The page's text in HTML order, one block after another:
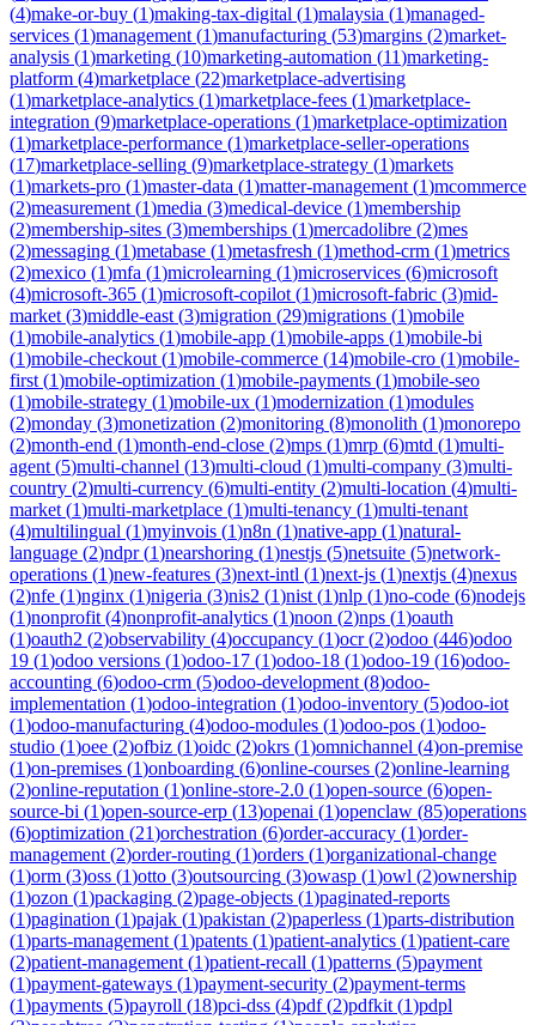
(4)make-or-buy (1)making-tax-digital (1)malaysia (1)managed-
services (1)management (1)manufacturing (53)margins (2)market-
analysis (1)marketing (10)marketing-automation (11)marketing-
platform (4)marketplace (22)marketplace-advertising
(1)marketplace-analytics (1)marketplace-fees (1)marketplace-
integration (9)marketplace-operations (1)marketplace-optimization
(1)marketplace-performance (1)marketplace-seller-operations
(17)marketplace-selling (9)marketplace-strategy (1)markets
(1)markets-pro (1)master-data (1)matter-management (1)mcommerce
(2)measurement (1)media (3)medical-device (1)membership
(2)membership-sites (3)memberships (1)mercadolibre (2)mes
(2)messaging (1)metabase (1)metasfresh (1)method-crm (1)metrics
(2)mexico (1)mfa (1)microlearning (1)microservices (6)microsoft
(4)microsoft-365 (1)microsoft-copilot (1)microsoft-fabric (3)mid-
market (3)middle-east (3)migration (29)migrations (1)mobile
(1)mobile-analytics (1)mobile-app (1)mobile-apps (1)mobile-bi
(1)mobile-checkout (1)mobile-commerce (14)mobile-cro (1)mobile-
first (1)mobile-optimization (1)mobile-payments (1)mobile-seo
(1)mobile-strategy (1)mobile-ux (1)modernization (1)modules
(2)monday (3)monetization (2)monitoring (8)monolith (1)monorepo
(2)month-end (1)month-end-close (2)mps (1)mrp (6)mtd (1)multi-
agent (5)multi-channel (13)multi-cloud (1)multi-company (3)multi-
country (2)multi-currency (6)multi-entity (2)multi-location (4)multi-
market (1)multi-marketplace (1)multi-tenancy (1)multi-tenant
(4)multilingual (1)myinvois (1)n8n (1)native-app (1)natural-
language (2)ndpr(1)nearshoring (1)nestjs (5)netsuite (5)network-
operations (1)new-features (3)next-intl (1)next-js (1)nextjs (4)nexus
(2)nfe (1)nginx (1)nigeria (3)nis2 (1)nist (1)nlp (1)no-code (6)nodejs
(1)nonprofit (4)nonprofit-analytics (1)noon (2)nps (1)oauth
(1)oauth2 (2)observability (4)occupancy (1)ocr(2)odoo (446)odoo
19 (1)odoo versions (1)odoo-17 (1)odoo-18 (1)odoo-19 (16)odoo-
accounting (6)odoo-crm (5)odoo-development (8)odoo-
implementation (1)odoo-integration (1)odoo-inventory (5)odoo-iot
(1)odoo-manufacturing (4)odoo-modules (1)odoo-pos (1)odoo-
studio (1)oee (2)ofbiz (1)oidc (2)okrs (1)omnichannel (4)on-premise
(1)on-premises (1)onboarding (6)online-courses (2)online-learning
(2)online-reputation (1)online-store-2.0 (1)open-source (6)open-
source-bi (1)open-source-erp (13)openai (1)openclaw (85)operations
(6)optimization (21)orchestration (6)order-accuracy (1)order-
management (2)order-routing (1)orders (1)organizational-change
(1)orm (3)oss (1)otto (3)outsourcing (3)owasp (1)owl (2)ownership
(1)ozon (1)packaging (2)page-objects (1)paginated-reports
(1)pagination (1)pajak (1)pakistan (2)paperless (1)parts-distribution
(1)parts-management (1)patents (1)patient-analytics (1)patient-care
(2)patient-management (1)patient-recall (1)patterns (5)payment
(1)payment-gateways (1)payment-security (2)payment-terms
(1)payments (5)payroll (18)pci-dss (4)pdf(2)pdfkit (1)pdpl